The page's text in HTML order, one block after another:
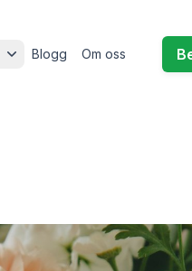
Blogg Om oss